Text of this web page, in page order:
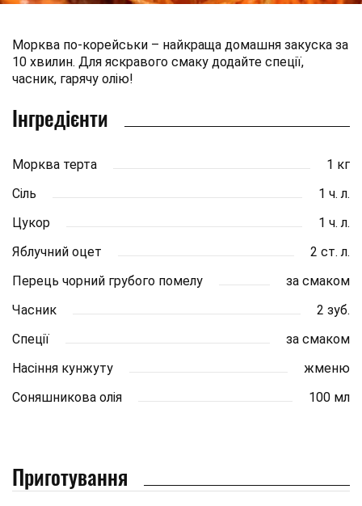
Морква по-корейськи – найкраща домашня закуска за
10 хвилин. Для яскравого смаку додайте спеції,
часник, гарячу олію!
Інгредієнти
Морква терта
1 кг
Сіль
1 ч. л.
Цукор
1 ч. л.
Яблучний оцет
2 ст. л.
Перець чорний грубого помелу
за смаком
Часник
2 зуб.
Спеції
за смаком
Насіння кунжуту
жменю
Соняшникова олія
100 мл
Приготування